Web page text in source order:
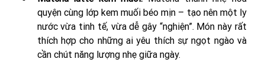
quyện cùng lớp kem muối béo mịn – tạo nên một ly
nước vừa tinh tế, vừa dễ gây “nghiện”. Món này rất
thích hợp cho những ai yêu thích sự ngọt ngào và
cần chút năng lượng nhẹ giữa ngày.